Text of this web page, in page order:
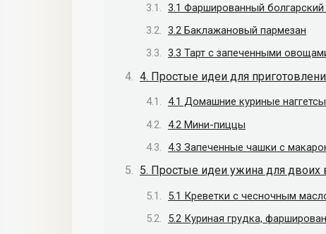
3.1 Фаршированный
3.2 Баклажановый пармезан
3.3 Тарт с запеченными
4. Простые идеи для
4.1 Домашние куриные наггетсы
4.2 Мини-пиццы
4.3 Запеченные чашки с
5. Простые идеи ужина для двоих
5.1 Креветки с чесночным
5.2 Куриная грудка,